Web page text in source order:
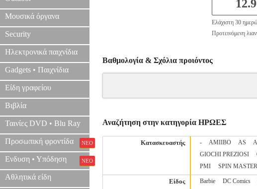
Μουσικά όργανα
Security
Ηλεκτρονικά παιχνίδια
Gadgets • Παιχνίδια
Είδη γραφείου
Βιβλία
Ταινίες DVD • Blu Ray
Προσωπική φροντίδα ΝΕΟ
Ενδυση • Υπόδηση ΝΕΟ
Αθλητικά είδη
Ελάχιστη 30
Προτεινόμενη
Βαθμολογία & Σχόλια προιόντος
Αναζήτηση στην κατηγορία ΗΡΩΕΣ
Κατασκευαστής - AMIIBO AS
GIOCHI PREZIOSI
PMI
SPIN MASTER
Είδος Barbie DC Comics